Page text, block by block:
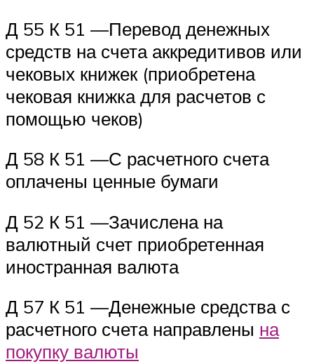
Д 55 К 51 —Перевод денежных
средств на счета аккредитивов или
чековых книжек (приобретена
чековая книжка для расчетов с
помощью чеков)
Д 58 К 51 —С расчетного счета
оплачены ценные бумаги
Д 52 К 51 —Зачислена на
валютный счет приобретенная
иностранная валюта
Д 57 К 51 —Денежные средства с
расчетного счета направлены на
покупку валюты